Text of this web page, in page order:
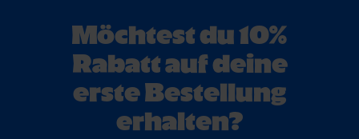
Möchtest du 10%
Rabatt auf deine
erste Bestellung
erhalten?